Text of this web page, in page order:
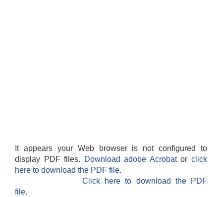
It appears your Web browser is not configured to
display PDF files.
Download adobe Acrobatorclick
here to download the PDF file.
Click here to download the PDF
file.